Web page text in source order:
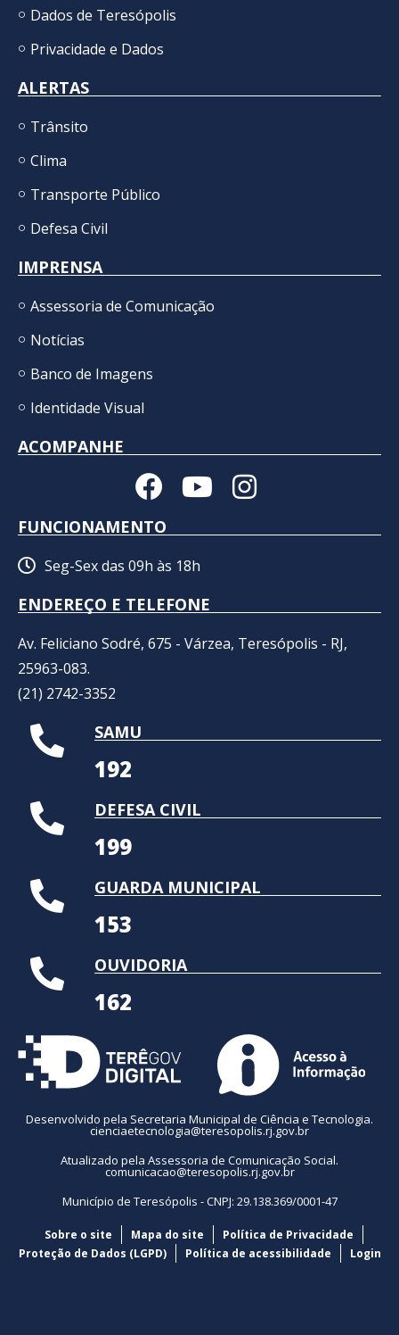
Dados de Teresópolis
Privacidade e Dados
ALERTAS
Trânsito
Clima
Transporte Público
Defesa Civil
IMPRENSA
Assessoria de Comunicação
Notícias
Banco de Imagens
Identidade Visual
ACOMPANHE
FUNCIONAMENTO
Seg-Sex das 09h às 18h
ENDEREÇO E TELEFONE
Av. Feliciano Sodré, 675 - Várzea, Teresópolis - RJ,
25963-083.
(21) 2742-3352​
SAMU
192
DEFESA CIVIL
199
GUARDA MUNICIPAL
153
OUVIDORIA
162
Desenvolvido pela Secretaria Municipal de Ciência e Tecnologia.
cienciaetecnologia@teresopolis.rj.gov.br
Atualizado pela Assessoria de Comunicação Social.
comunicacao@teresopolis.rj.gov.br
Município de Teresópolis - CNPJ: 29.138.369/0001-47
Sobre o site Mapa do site
Política de Privacidade
Proteção de Dados (LGPD)
Política de acessibilidade Login